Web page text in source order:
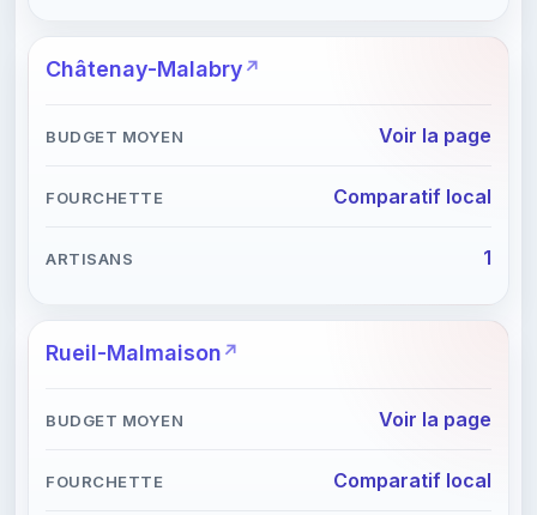
Châtenay-Malabry
Voir la page
Comparatif local
1
Rueil-Malmaison
Voir la page
Comparatif local